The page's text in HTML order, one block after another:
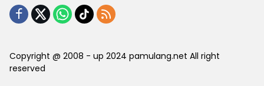
Copyright @ 2008 - up 2024 pamulang.net All right
reserved